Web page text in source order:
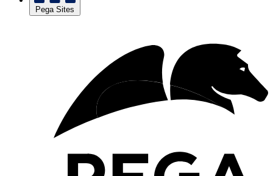
Pega Sites